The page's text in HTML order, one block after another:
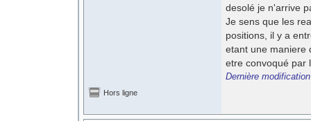
desolé je n'arrive
Je sens que les
positions, il y a
etant une maniere
etre convoqué par
Dernière
Hors ligne